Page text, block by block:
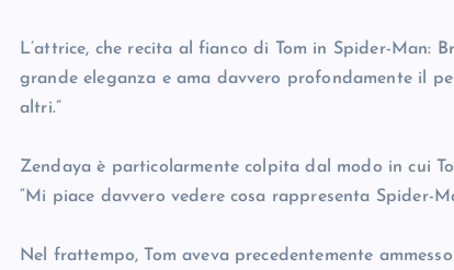
L’attrice, che recita al fianco di Tom in Spider-Man:
grande eleganza e ama davvero profondamente il
altri.”
Zendaya è particolarmente colpita dal modo in cui
“Mi piace davvero vedere cosa rappresenta Spider-
Nel frattempo, Tom aveva precedentemente